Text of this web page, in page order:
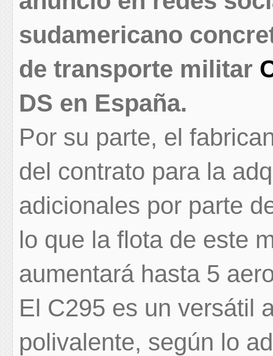
sudamericano
de transporte militar
DS en España.
Por su parte, el
del contrato para la
adicionales por parte
lo que la flota de este
aumentará hasta 5
El C295 es un versátil
polivalente, según lo